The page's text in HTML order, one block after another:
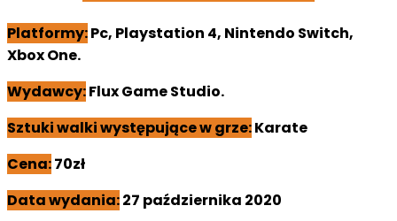
Platformy:Pc, Playstation 4, Nintendo Switch,
Xbox One.
Wydawcy:Flux Game Studio.
Sztuki walki występujące w grze:Karate
Cena:70zł
Data wydania:27 października 2020